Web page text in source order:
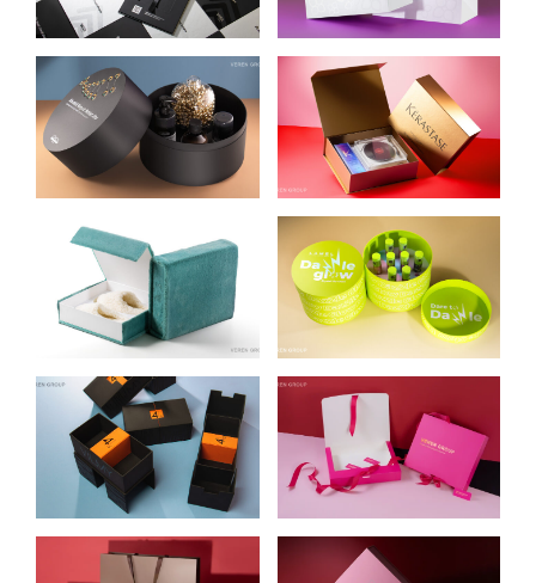
КАРТ BANK CREDIT
DNIPRO
ПОДАРКОВ,
ПОСУДЫ, ЦВЕТОВ
И ДЕКОРА ZELENA
ПРЕССПАК
ПРОФЕССИОНАЛЬНОГО
УХОДА ЗА
ВОЛОСАМИ
ABSOLUT REPAIR
MOLECULAR
ПРЕССПАК ДЛЯ
ПРЕДСТАВИТЕЛЬСТВА
LOREAL К 60-
ЛЕТИЮ БРЕНДА
KERASTASE
ПРЕССПАК ДЛЯ
ПРЕДСТАВИТЕЛЬСТВА
IQOS
ПРЕСПАКИ ДЛЯ
ПРЕЗЕНТАЦИИ
ЛИМИТИРОВАННОЙ
СЕРИИ БЛЕСКОВ
DAZZLE GLOW BY
LAMEL
УПАКОВКА ДЛЯ
LAMINATION
SYSTEM BY VILMY
ПОДАРОЧНАЯ
УПАКОВКА ДЛЯ
VEREN GROUP
УПАКОВКА ДЛЯ
УПАКОВКА ДЛЯ